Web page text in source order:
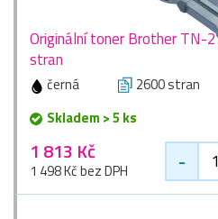
Originální toner Brother TN-
stran
černá 2600 stran
Skladem > 5 ks
1 813 Kč
1 498 Kč bez DPH -